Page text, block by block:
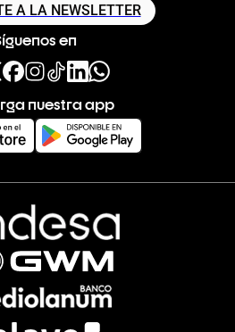
A LA NEWSLETTER
en
nuestra app